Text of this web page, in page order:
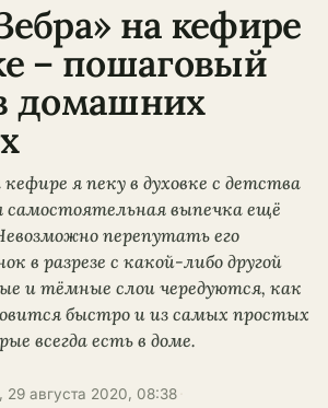
на кефире
– пошаговый
домашних
кефире я пеку в духовке с детства
самостоятельная выпечка ещё
перепутать его
в разрезе с какой-либо другой
и тёмные слои чередуются, как
быстро и из самых простых
всегда есть в доме.
29 августа 2020, 08:38